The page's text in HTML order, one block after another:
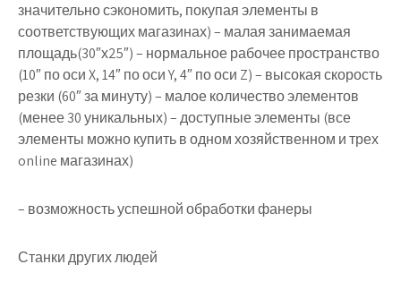
значительно сэкономить, покупая элементы в
соответствующих магазинах) – малая занимаемая
площадь(30″х25″) – нормальное рабочее пространство
(10″ по оси X, 14″ по оси Y, 4″ по оси Z) – высокая скорость
резки (60″ за минуту) – малое количество элементов
(менее 30 уникальных) – доступные элементы (все
элементы можно купить в одном хозяйственном и трех
online магазинах)
– возможность успешной обработки фанеры
Станки других людей